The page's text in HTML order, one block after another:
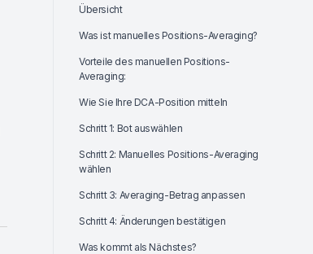
Übersicht
Was ist manuelles Positions-Averaging?
Vorteile des manuellen Positions-
Averaging:
Wie Sie Ihre DCA-Position mitteln
Schritt 1: Bot auswählen
Schritt 2: Manuelles Positions-Averaging
wählen
Schritt 3: Averaging-Betrag anpassen
Schritt 4: Änderungen bestätigen
Was kommt als Nächstes?